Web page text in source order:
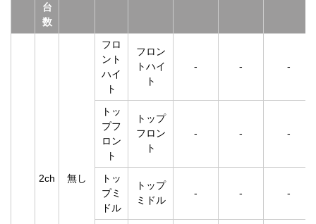
台
数
2ch 無し
フロ
ント
ハイ
ト
フロン
トハイ
ト
- - -
トッ
プフ
ロン
ト
トップ
フロン
ト
- - -
トッ
プミ
ドル
トップ
ミドル
- - -